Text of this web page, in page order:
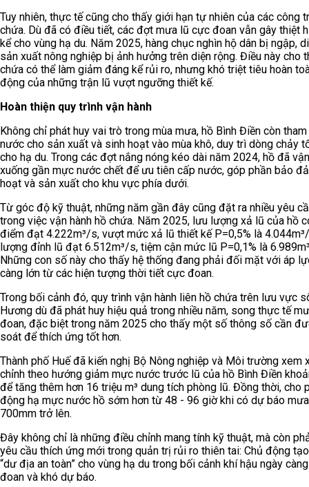
Tuy nhiên, thực tế cũng cho thấy giới hạn tự nhiên của các công
chứa. Dù đã có điều tiết, các đợt mưa lũ cực đoan vẫn gây thiệt
kể cho vùng hạ du. Năm 2025, hàng chục nghìn hộ dân bị ngập,
sản xuất nông nghiệp bị ảnh hưởng trên diện rộng. Điều này cho
chứa có thể làm giảm đáng kể rủi ro, nhưng khó triệt tiêu hoàn
động của những trận lũ vượt ngưỡng thiết kế.
Hoàn thiện quy trình vận hành
Không chỉ phát huy vai trò trong mùa mưa, hồ Bình Điền còn
nước cho sản xuất và sinh hoạt vào mùa khô, duy trì dòng chảy
cho hạ du. Trong các đợt nắng nóng kéo dài năm 2024, hồ đã
xuống gần mực nước chết để ưu tiên cấp nước, góp phần bảo
hoạt và sản xuất cho khu vực phía dưới.
Từ góc độ kỹ thuật, những năm gần đây cũng đặt ra nhiều yêu
trong việc vận hành hồ chứa. Năm 2025, lưu lượng xả lũ của hồ
điểm đạt 4.222m³/s, vượt mức xả lũ thiết kế P=0,5% là
lượng đỉnh lũ đạt 6.512m³/s, tiệm cận mức lũ P=0,1% là
Những con số này cho thấy hệ thống đang phải đối mặt với áp
càng lớn từ các hiện tượng thời tiết cực đoan.
Trong bối cảnh đó, quy trình vận hành liên hồ chứa trên lưu vực
Hương dù đã phát huy hiệu quả trong nhiều năm, song thực tế
đoan, đặc biệt trong năm 2025 cho thấy một số thông số cần
soát để thích ứng tốt hơn.
Thành phố Huế đã kiến nghị Bộ Nông nghiệp và Môi trường xem
chỉnh theo hướng giảm mực nước trước lũ của hồ Bình Điền
để tăng thêm hơn 16 triệu m³ dung tích phòng lũ. Đồng thời, cho
động hạ mực nước hồ sớm hơn từ 48 - 96 giờ khi có dự báo
700mm trở lên.
Đây không chỉ là những điều chỉnh mang tính kỹ thuật, mà còn
yêu cầu thích ứng mới trong quản trị rủi ro thiên tai: Chủ động
“dư địa an toàn” cho vùng hạ du trong bối cảnh khí hậu ngày
đoan và khó dự báo.